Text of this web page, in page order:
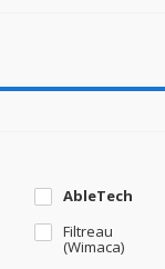
AbleTech
Filtreau
(Wimaca)